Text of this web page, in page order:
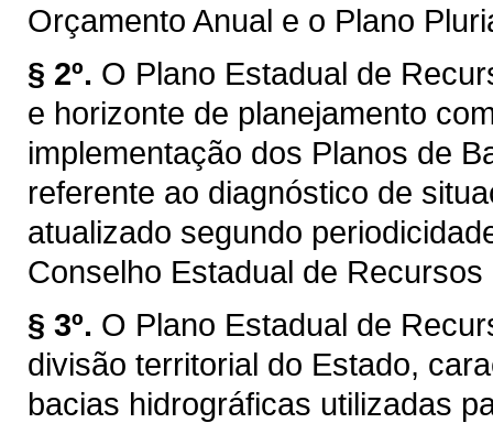
Orçamento Anual e o Plano
§ 2º. O Plano Estadual de
e horizonte de planejamento
implementação dos Planos de
referente ao diagnóstico de
atualizado segundo
Conselho Estadual de
§ 3º. O Plano Estadual de
divisão territorial do Estado,
bacias hidrográficas utilizadas